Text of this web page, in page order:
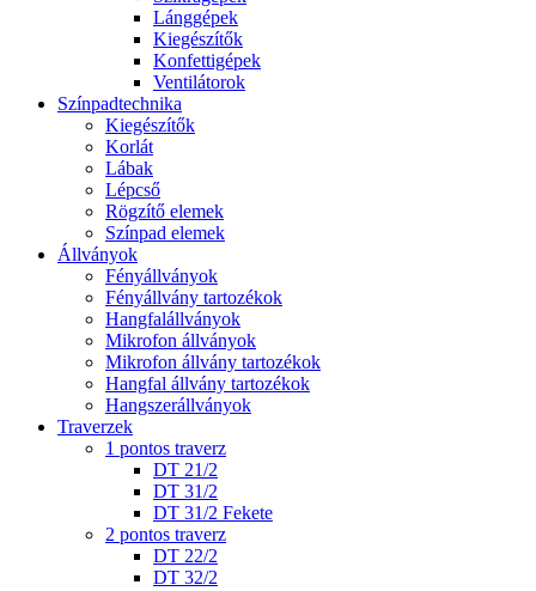
Lánggépek
Kiegészítők
Konfettigépek
Ventilátorok
Színpadtechnika
Kiegészítők
Korlát
Lábak
Lépcső
Rögzítő elemek
Színpad elemek
Állványok
Fényállványok
Fényállvány tartozékok
Hangfalállványok
Mikrofon állványok
Mikrofon állvány tartozékok
Hangfal állvány tartozékok
Hangszerállványok
Traverzek
1 pontos traverz
DT 21/2
DT 31/2
DT 31/2 Fekete
2 pontos traverz
DT 22/2
DT 32/2